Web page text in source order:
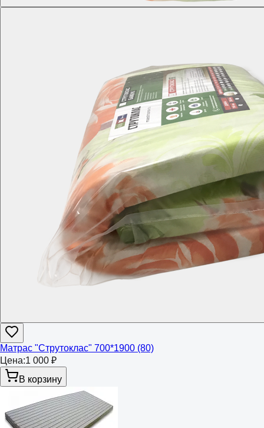
Матрас "Струтоклас" 700*1900 (80)
Цена:1 000 ₽
В корзину